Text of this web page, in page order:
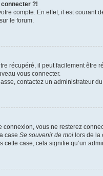
?!
compte. En effet, il est
le forum.
récupéré, il peut facilement
vous connecter.
contactez un administrateur
connexion, vous ne resterez
case Se souvenir de moi lors de
case, cela signifie qu’un